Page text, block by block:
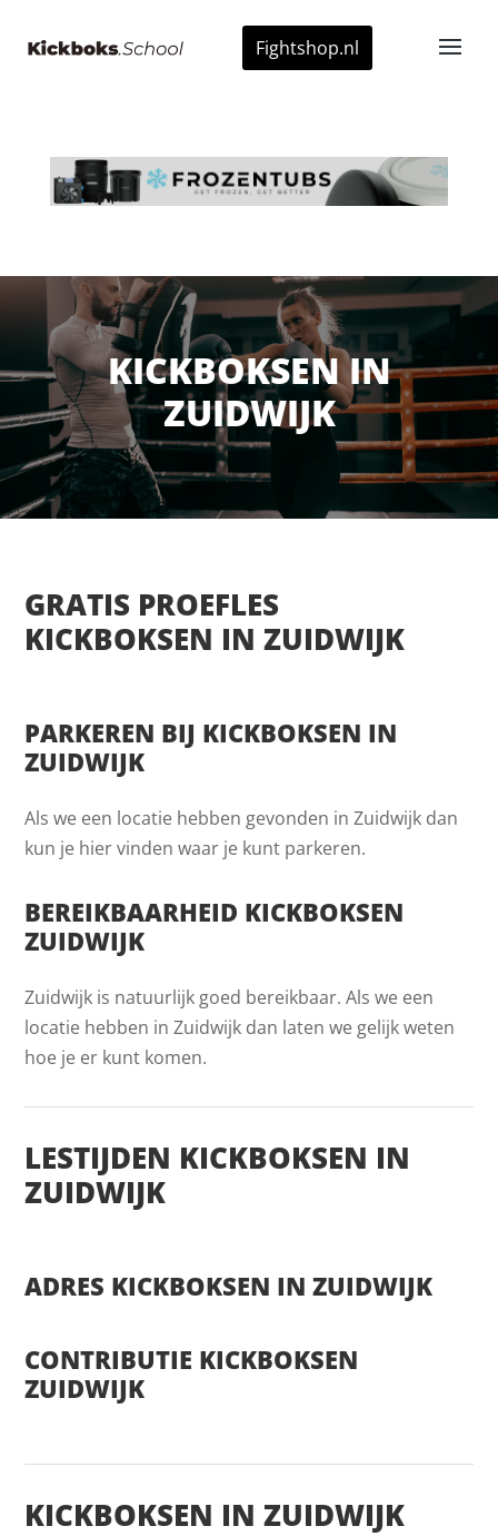
Fightshop.nl
KICKBOKSEN IN
ZUIDWIJK
GRATIS PROEFLES
KICKBOKSEN IN ZUIDWIJK
PARKEREN BIJ KICKBOKSEN IN
ZUIDWIJK
Als we een locatie hebben gevonden in Zuidwijk dan
kun je hier vinden waar je kunt parkeren.
BEREIKBAARHEID KICKBOKSEN
ZUIDWIJK
Zuidwijk is natuurlijk goed bereikbaar. Als we een
locatie hebben in Zuidwijk dan laten we gelijk weten
hoe je er kunt komen.
LESTIJDEN KICKBOKSEN IN
ZUIDWIJK
ADRES KICKBOKSEN IN ZUIDWIJK
CONTRIBUTIE KICKBOKSEN
ZUIDWIJK
KICKBOKSEN IN ZUIDWIJK